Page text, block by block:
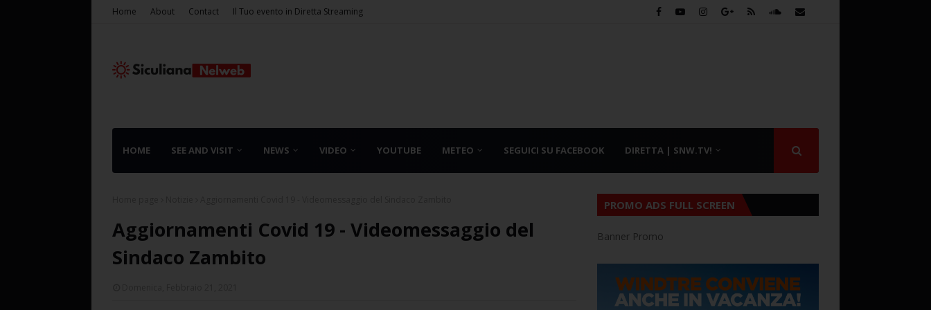
Home About Contact Il Tuo evento in Diretta Streaming
HOME SEE AND VISIT NEWS VIDEO YOUTUBE METEO SEGUICI SU FACEBOOK DIRETTA | SNW.TV!
Aggiornamenti Covid 19 - Videomessaggio del
Sindaco Zambito
PROMO ADS FULL SCREEN
Banner Promo